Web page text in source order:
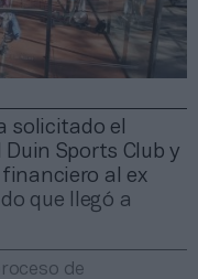
solicitado el
Sports Club y
al ex
que llegó a
de